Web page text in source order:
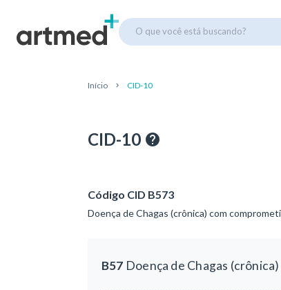
O que você está buscando?
Início CID-10
CID-10
Código CID B573
Doença de Chagas (crônica) com
B57 Doença de Chagas